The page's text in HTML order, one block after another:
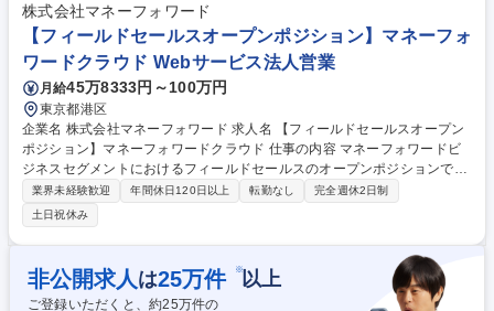
トの営業を主軸（約7割）としつつ、サービス導入後の伴走まで担う役割
を想定しています。 募集職種 【企画営業】ふるさとチョイス/寄付額の拡
大・継続利用の最大化/週3回在宅可
株式会社マネーフォワード
【フィールドセールスオープンポジション】マネーフォ
ワードクラウド Webサービス法人営業
月給45万8333円～100万円
東京都港区
企業名 株式会社マネーフォワード 求人名 【フィールドセールスオープン
ポジション】マネーフォワードクラウド 仕事の内容 マネーフォワードビ
ジネスセグメントにおけるフィールドセールスのオープンポジションで
す。ご経験や適性に応じて、各ドメイン（ERP、HR、SMB等）の最適な
ポジションをご提案します。 【具体的な業務（配属先により異なる）】 ■
インサイドセールスが創出した商談におけるソリューション提案、クロー
ジング ■顧客の経営課題や業務課題のヒアリング、および最適なプロダク
トの組み合わせ提案 ■社内のカスタマーサクセスや開発部門と連携した顧
客への価値提供 ■営業プロセスの最適化、ノウハウの蓄積とチーム内への
展開 ※「売って終わり」ではなく、顧客の事業成長に直結する提案を行い
業界未経験歓迎 年間休日120日以上 転勤なし
完全週休2日制
土日祝休み
非公開求人 は25万件 ※以上
ご登録いただくと、約25万件の